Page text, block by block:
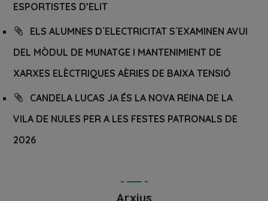
ESPORTISTES D’ELIT
ELS ALUMNES D´ELECTRICITAT S´EXAMINEN AVUI
DEL MÒDUL DE MUNATGE I MANTENIMIENT DE
XARXES ELÈCTRIQUES AÈRIES DE BAIXA TENSIÓ
CANDELA LUCAS JA ÉS LA NOVA REINA DE LA
VILA DE NULES PER A LES FESTES PATRONALS DE
2026
Arxius